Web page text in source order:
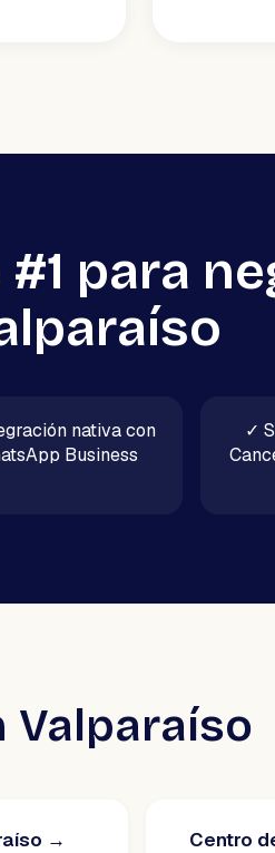
para
nativa con
Business
✓
Valparaíso
→ Centro